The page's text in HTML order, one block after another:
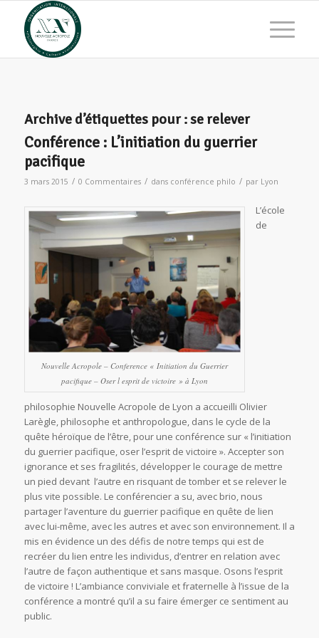
Archive d’étiquettes pour :se relever
Conférence : L’initiation du guerrier
pacifique
3 mars 2015 / 0 Commentaires / dans conférence philo / par Lyon
Nouvelle Acropole – Conference « Initiation du Guerrier
pacifique – Oser l esprit de victoire » à Lyon
L’école
de
philosophie Nouvelle Acropole de Lyon a accueilli Olivier
Larègle, philosophe et anthropologue, dans le cycle de la
quête héroïque de l’être, pour une conférence sur « l’initiation
du guerrier pacifique, oser l’esprit de victoire ». Accepter son
ignorance et ses fragilités, développer le courage de mettre
un pied devant l’autre en risquant de tomber et se relever le
plus vite possible. Le conférencier a su, avec brio, nous
partager l’aventure du guerrier pacifique en quête de lien
avec lui-même, avec les autres et avec son environnement. Il a
mis en évidence un des défis de notre temps qui est de
recréer du lien entre les individus, d’entrer en relation avec
l’autre de façon authentique et sans masque. Osons l’esprit
de victoire ! L’ambiance conviviale et fraternelle à l’issue de la
conférence a montré qu’il a su faire émerger ce sentiment au
public.